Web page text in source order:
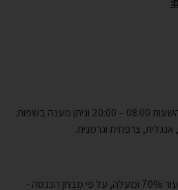
המוקד פועל בימים א' – ה' בין השעות 08:00 – 20:00 וניתן מענה בשפות:
צרפתית וגרמנית.
מי שקיבל הנחה בארנונה, בשיעור 70% ומעלה, על פי מבחן הכנסה -